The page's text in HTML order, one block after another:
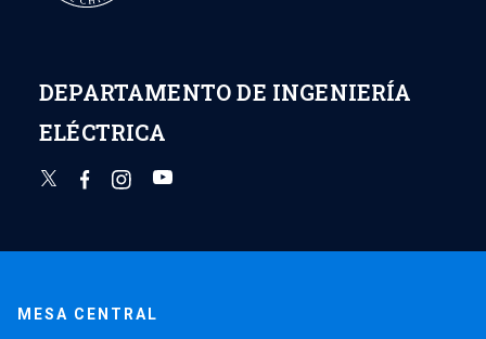
DEPARTAMENTO DE INGENIERÍA
ELÉCTRICA
MESA CENTRAL